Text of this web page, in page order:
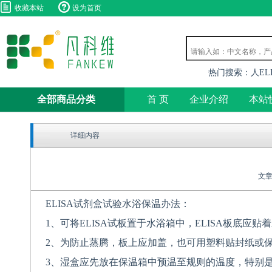
收藏本站 设为首页
热门搜索： 人
全部商品分类 首 页 企业介绍 本站
详细内容
文
ELISA试剂盒试验水浴保温办法：
1
、可将ELISA试板置于水浴箱中， ELISA板底应贴
2 、为防止蒸腾，板上应加盖，也可用塑料贴封纸
3 、湿盒应先放在保温箱中预温至规则的温度，特别